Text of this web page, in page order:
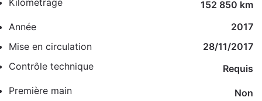
Kilométrage
152 850 km
Année
2017
Mise en circulation
28/11/2017
Contrôle technique
Requis
Première main
Non